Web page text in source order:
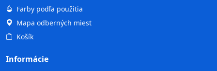
Farby podľa použitia
Mapa odberných miest
Košík
Informácie